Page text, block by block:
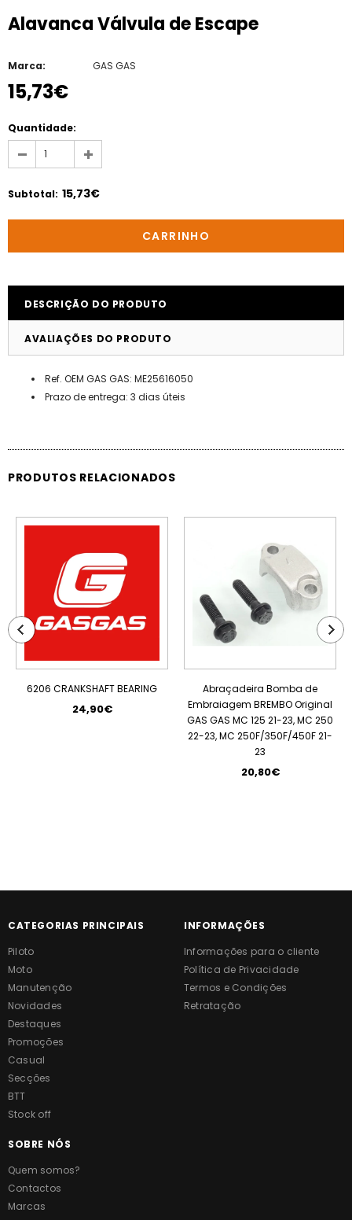
Alavanca Válvula de Escape
Marca: GAS GAS
15,73€
Quantidade:
Subtotal: 15,73€
DESCRIÇÃO DO PRODUTO
AVALIAÇÕES DO PRODUTO
Ref. OEM GAS GAS: ME25616050
Prazo de entrega: 3 dias úteis
PRODUTOS RELACIONADOS
ESGOTADO
6206 CRANKSHAFT BEARING
24,90€
Abraçadeira Bomba de
Embraiagem BREMBO Original
GAS GAS MC 125 21-23, MC 250
22-23, MC 250F/350F/450F 21-
23
20,80€
CATEGORIAS PRINCIPAIS
Piloto
Moto
Manutenção
Novidades
Destaques
Promoções
Casual
Secções
BTT
Stock off
INFORMAÇÕES
Informações para o cliente
Política de Privacidade
Termos e Condições
Retratação
SOBRE NÓS
Quem somos?
Contactos
Marcas